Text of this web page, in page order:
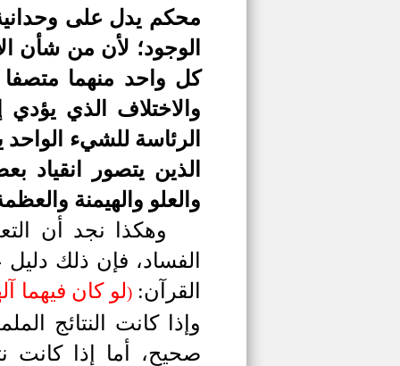
محكم يدل على
الوجود؛ لأن من شأن
كل واحد منهما متصفا
والاختلاف الذي
الرئاسة للشيء
الذين يتصور انقياد
والعلو والهيمنة
وهكذا نجد أن
الفساد، فإن ذلك
القرآن:)لو كان فيهما
وإذا كانت النتائج
صحيح، أما إذا